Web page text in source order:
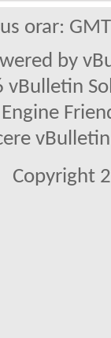
orar:
by
Copyright